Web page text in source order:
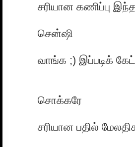
சரியான கணிப்பு
சென்ஷி
வாங்க ;) இப்படிக்
சொக்கரே
சரியான பதில்